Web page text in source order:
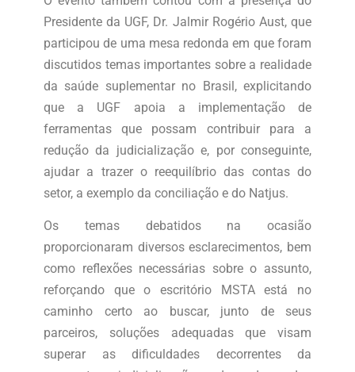
Presidente da UGF, Dr. Jalmir Rogério Aust, que
participou de uma mesa redonda em que foram
discutidos temas importantes sobre a realidade
da saúde suplementar no Brasil, explicitando
que a UGF apoia a implementação de
ferramentas que possam contribuir para a
redução da judicialização e, por conseguinte,
ajudar a trazer o reequilíbrio das contas do
setor, a exemplo da conciliação e do Natjus.
Os temas debatidos na ocasião
proporcionaram diversos esclarecimentos, bem
como reflexões necessárias sobre o assunto,
reforçando que o escritório MSTA está no
caminho certo ao buscar, junto de seus
parceiros, soluções adequadas que visam
superar as dificuldades decorrentes da